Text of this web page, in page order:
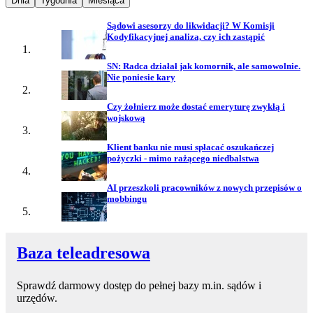
Sądowi asesorzy do likwidacji? W Komisji
Kodyfikacyjnej analiza, czy ich zastąpić
SN: Radca działał jak komornik, ale samowolnie.
Nie poniesie kary
Czy żołnierz może dostać emeryturę zwykłą i
wojskową
Klient banku nie musi spłacać oszukańczej
pożyczki - mimo rażącego niedbalstwa
AI przeszkoli pracowników z nowych przepisów o
mobbingu
Baza teleadresowa
Sprawdź darmowy dostęp do pełnej bazy m.in. sądów i
urzędów.